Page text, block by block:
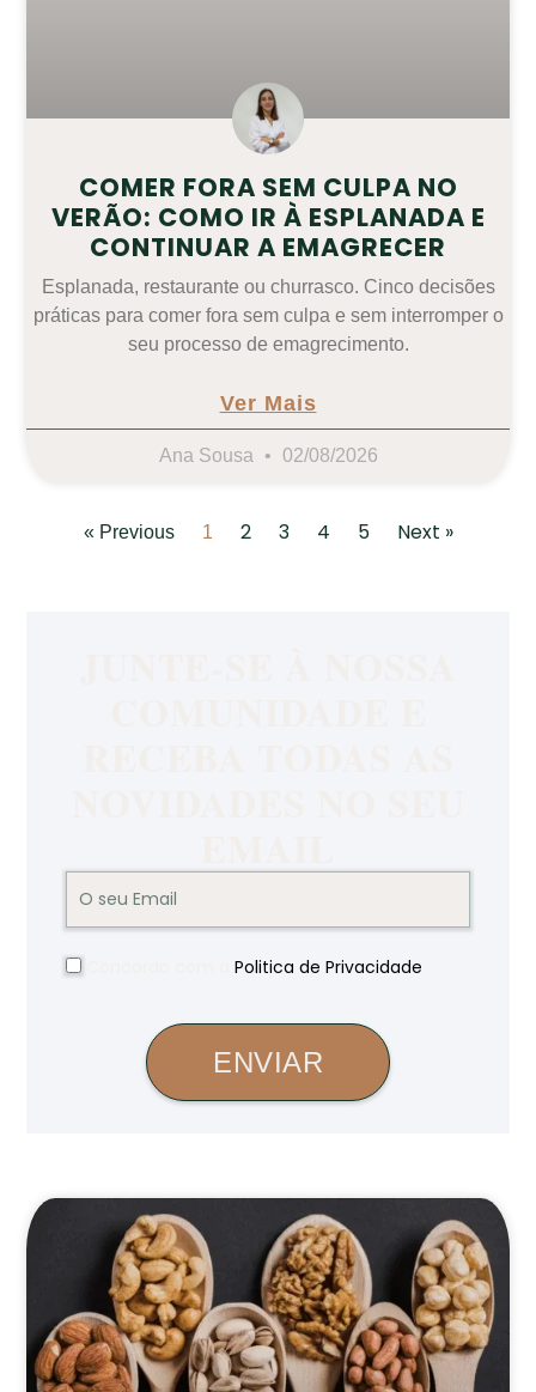
COMER FORA SEM CULPA NO
VERÃO: COMO IR À ESPLANADA E
CONTINUAR A EMAGRECER
Esplanada, restaurante ou churrasco. Cinco decisões
práticas para comer fora sem culpa e sem interromper o
seu processo de emagrecimento.
Ver Mais
Ana Sousa 02/08/2026
« Previous 1 2 3 4 5 Next »
Politica de Privacidade
ENVIAR